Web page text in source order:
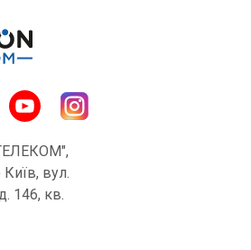
Київ, вул.
146, кв.